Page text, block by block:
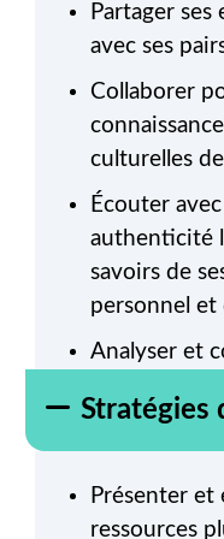
Partager
avec ses
Collaborer
culturelles de
Écouter
authenticité
savoirs de
personnel et
Analyser et
Choisir
Stratégies
Présenter et
ressources